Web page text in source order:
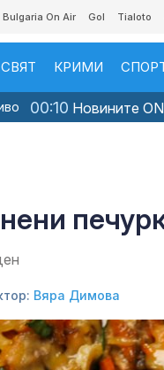
Bulgaria On Air Gol Tialoto
СВЯТ КРИМИ
00:10 Новините
Вяра Димова